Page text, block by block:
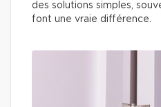
des solutions simples,
font une vraie différence.